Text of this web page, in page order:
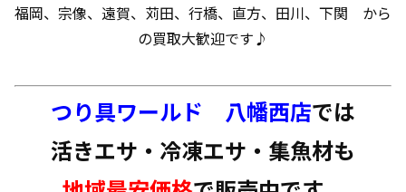
福岡、宗像、遠賀、苅田、行橋、直方、田川、下関 から
の買取大歓迎です♪
つり具ワールド 八幡西店では
活きエサ・冷凍エサ・集魚材も